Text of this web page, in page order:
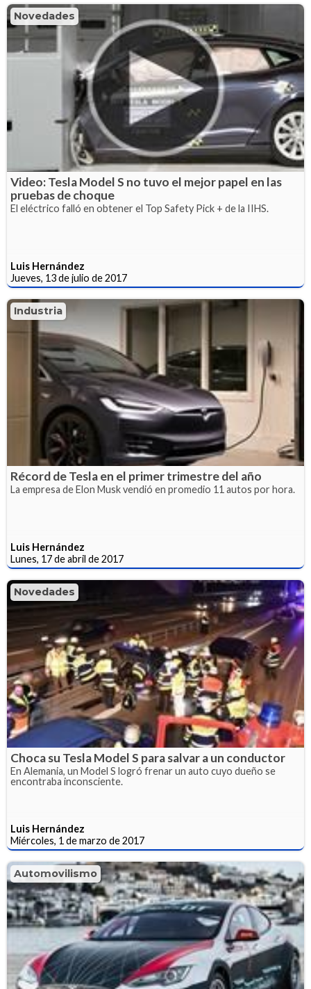
Novedades
Video: Tesla Model S no tuvo el mejor papel en las
pruebas de choque
El eléctrico falló en obtener el Top Safety Pick + de la IIHS.
Luis Hernández
Jueves, 13 de julio de 2017
Industria
Récord de Tesla en el primer trimestre del año
La empresa de Elon Musk vendió en promedio 11 autos por hora.
Luis Hernández
Lunes, 17 de abril de 2017
Novedades
Choca su Tesla Model S para salvar a un conductor
En Alemania, un Model S logró frenar un auto cuyo dueño se
encontraba inconsciente.
Luis Hernández
Miércoles, 1 de marzo de 2017
Automovilismo